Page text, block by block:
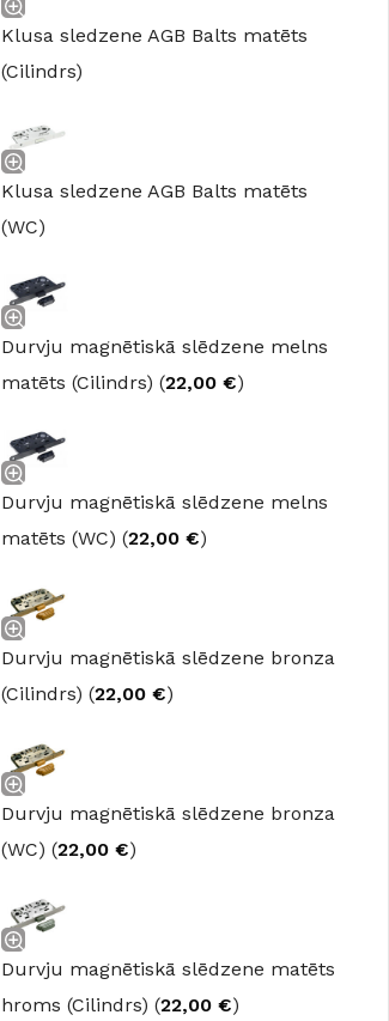
Klusa sledzene AGB Balts matēts
(Cilindrs)
Klusa sledzene AGB Balts matēts
(WC)
Durvju magnētiskā slēdzene melns
matēts (Cilindrs) (22,00 €)
Durvju magnētiskā slēdzene melns
matēts (WC) (22,00 €)
Durvju magnētiskā slēdzene bronza
(Cilindrs) (22,00 €)
Durvju magnētiskā slēdzene bronza
(WC) (22,00 €)
Durvju magnētiskā slēdzene matēts
hroms (Cilindrs) (22,00 €)